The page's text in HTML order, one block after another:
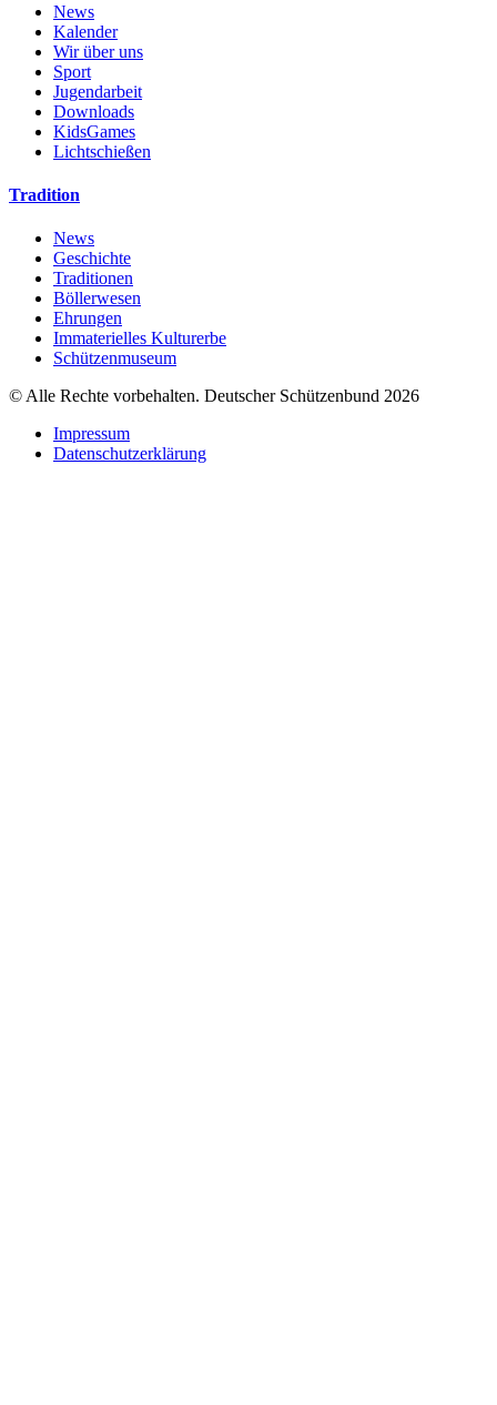
News
Kalender
Wir über uns
Sport
Jugendarbeit
Downloads
KidsGames
Lichtschießen
Tradition
News
Geschichte
Traditionen
Böllerwesen
Ehrungen
Immaterielles Kulturerbe
Schützenmuseum
© Alle Rechte vorbehalten. Deutscher Schützenbund 2026
Impressum
Datenschutzerklärung